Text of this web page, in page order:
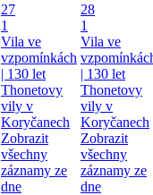
27
1
Vila ve
vzpomínkách
| 130 let
Thonetovy
vily v
Koryčanech
Zobrazit
všechny
záznamy ze
dne
28
1
Vila ve
| 130 let
Thonetovy
vily v
Koryčanech
Zobrazit
všechny
záznamy ze
dne